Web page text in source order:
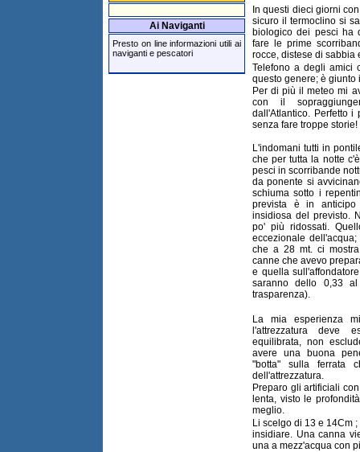
Ai Naviganti
Presto on line informazioni utili ai
naviganti e pescatori
In questi dieci giorni
sicuro il termoclino si
biologico dei pesci ha
fare le prime
rocce, distese di sabbia
Telefono a degli amici
questo genere; è giunto
Per di più il meteo mi
con il
dall'Atlantico. Perfetto i
senza fare troppe storie!
L'indomani tutti in
che per tutta la notte
pesci in scorribande
da ponente si
schiuma sotto i
prevista è in
insidiosa del previsto.
po' più ridossati.
eccezionale
che a 28 mt. ci
canne che avevo
e quella
saranno dello 0,33 al
trasparenza).
La mia esperienza
l'attrezzatura deve
equilibrata, non
avere una buona
"botta" sulla ferrata
dell'attrezzatura.
Preparo gli artificiali
lenta, visto le
meglio.
Li scelgo di 13 e 14Cm
insidiare. Una canna
una a mezz'acqua con